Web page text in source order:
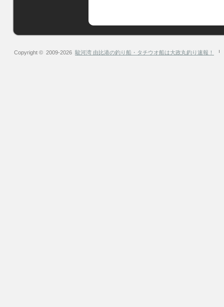
Copyright © 2009-2026 駿河湾 由比港の釣り船・タチウオ船は大政丸釣り速報！